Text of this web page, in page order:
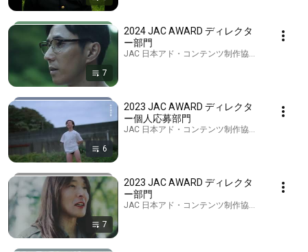
7
2024 JAC AWARD ディレクタ
ー部門
JAC 日本アド・コンテンツ制作協会 · Playlist
6
2023 JAC AWARD ディレクタ
ー個人応募部門
JAC 日本アド・コンテンツ制作協会 · Playlist
7
2023 JAC AWARD ディレクタ
ー部門
JAC 日本アド・コンテンツ制作協会 · Playlist